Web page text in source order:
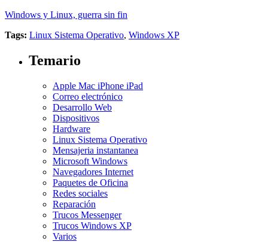
Windows y Linux, guerra sin fin
Tags: Linux Sistema Operativo, Windows XP
Temario
Apple Mac iPhone iPad
Correo electrónico
Desarrollo Web
Dispositivos
Hardware
Linux Sistema Operativo
Mensajeria instantanea
Microsoft Windows
Navegadores Internet
Paquetes de Oficina
Redes sociales
Reparación
Trucos Messenger
Trucos Windows XP
Varios